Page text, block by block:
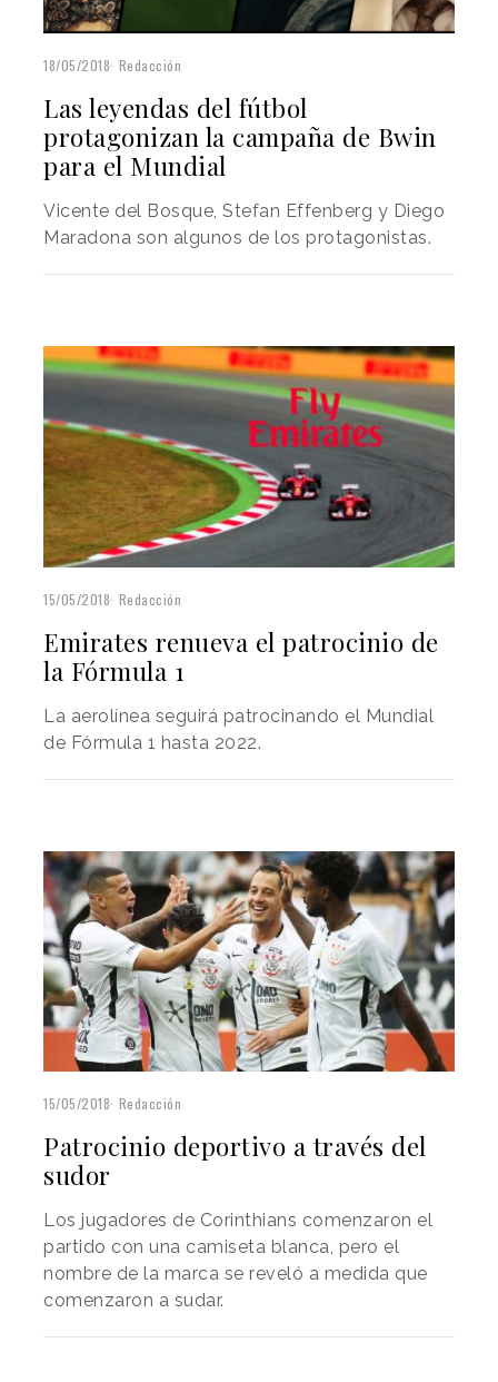
18/05/2018 Redacción
Las leyendas del fútbol
protagonizan la campaña de Bwin
para el Mundial
Vicente del Bosque, Stefan Effenberg y Diego
Maradona son algunos de los protagonistas.
15/05/2018 Redacción
Emirates renueva el patrocinio de
la Fórmula 1
La aerolínea seguirá patrocinando el Mundial
de Fórmula 1 hasta 2022.
15/05/2018 Redacción
Patrocinio deportivo a través del
sudor
Los jugadores de Corinthians comenzaron el
partido con una camiseta blanca, pero el
nombre de la marca se reveló a medida que
comenzaron a sudar.